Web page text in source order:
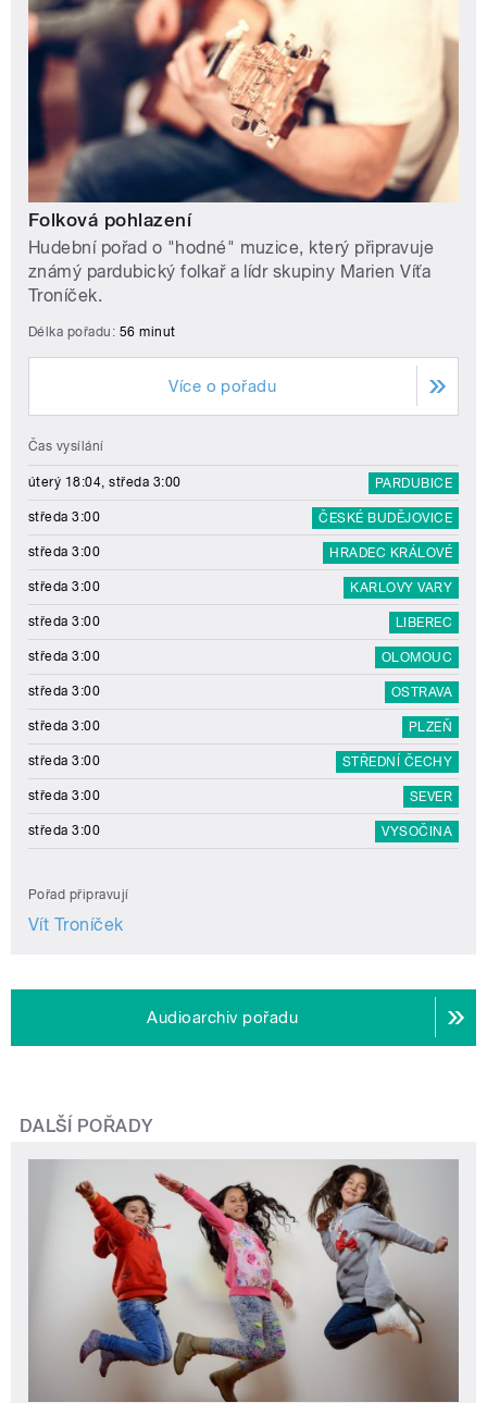
Folková pohlazení
Hudební pořad o "hodné" muzice, který připravuje
známý pardubický folkař a lídr skupiny Marien Víťa
Troníček.
Délka pořadu: 56 minut
Více o pořadu
Čas vysílání
úterý 18:04, středa 3:00 PARDUBICE
středa 3:00 ČESKÉ BUDĚJOVICE
středa 3:00 HRADEC KRÁLOVÉ
středa 3:00 KARLOVY VARY
středa 3:00 LIBEREC
středa 3:00 OLOMOUC
středa 3:00 OSTRAVA
středa 3:00 PLZEŇ
středa 3:00 STŘEDNÍ ČECHY
středa 3:00 SEVER
středa 3:00 VYSOČINA
Pořad připravují
Vít Troníček
Audioarchiv pořadu
DALŠÍ POŘADY